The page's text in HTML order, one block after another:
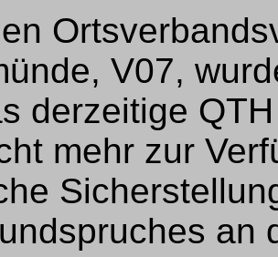
V07,
derzeitige
mehr zur
an